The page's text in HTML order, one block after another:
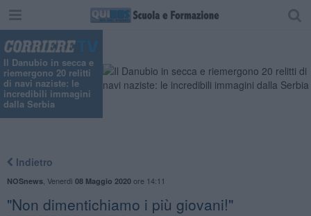
Il Danubio in secca e
riemergono 20 relitti
di navi naziste: le
incredibili immagini
dalla Serbia
Indietro
NOSnews, Venerdì 08 Maggio 2020ore 14:11
"Non dimentichiamo i più giovani!"